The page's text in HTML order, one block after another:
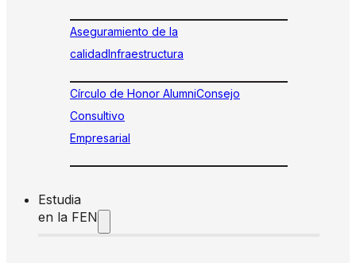
Aseguramiento de la
calidadInfraestructura
Círculo de Honor AlumniConsejo
Consultivo
Empresarial
Estudia
en la FEN